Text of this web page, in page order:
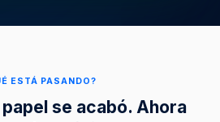
ESTÁ PASANDO?
se acabó. Ahora